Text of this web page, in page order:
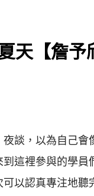
天【詹予
談，以為自己
這裡參與的學
以認真專注地